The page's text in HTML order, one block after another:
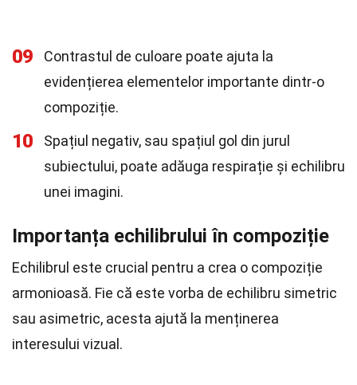
09
Contrastul de culoare poate ajuta la
evidențierea elementelor importante dintr-o
compoziție.
10
Spațiul negativ, sau spațiul gol din jurul
subiectului, poate adăuga respirație și echilibru
unei imagini.
Importanța echilibrului în compoziție
Echilibrul este crucial pentru a crea o compoziție
armonioasă. Fie că este vorba de echilibru simetric
sau asimetric, acesta ajută la menținerea
interesului vizual.